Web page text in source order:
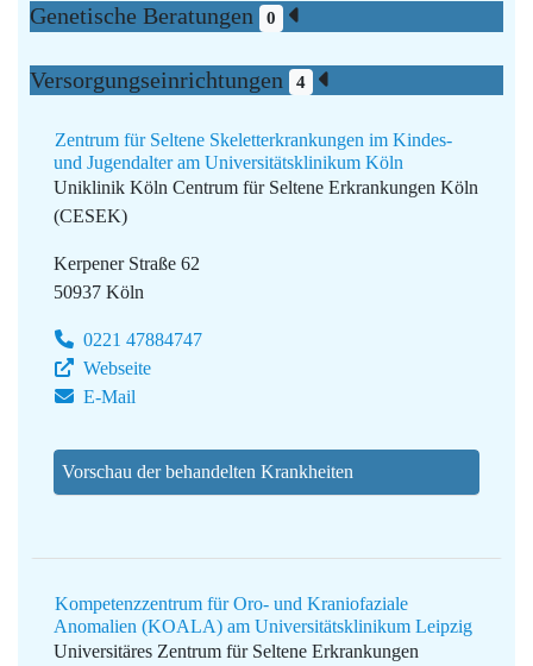
Genetische Beratungen 0
Versorgungseinrichtungen 4
Zentrum für Seltene Skeletterkrankungen im Kindes-
und Jugendalter am Universitätsklinikum Köln
Uniklinik Köln Centrum für Seltene Erkrankungen Köln
(CESEK)
Kerpener Straße 62
50937 Köln
0221 47884747
Webseite
E-Mail
Vorschau der behandelten Krankheiten
Kompetenzzentrum für Oro- und Kraniofaziale
Anomalien (KOALA) am Universitätsklinikum Leipzig
Universitäres Zentrum für Seltene Erkrankungen